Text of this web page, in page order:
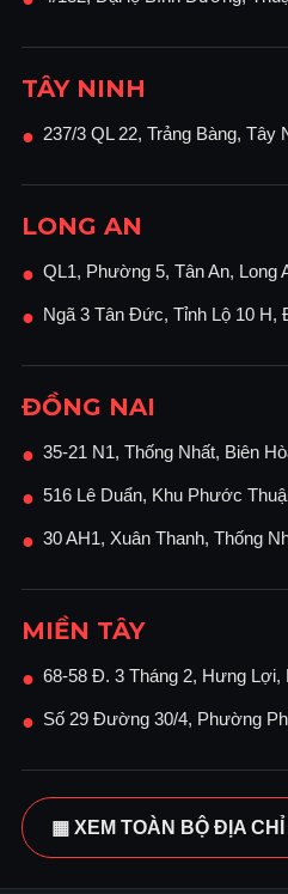
TÂY NINH
● 237/3 QL 22, Trảng Bàng, Tây
LONG AN
● QL1, Phường 5, Tân An, Long
● Ngã 3 Tân Đức, Tỉnh Lộ 10 H,
ĐỒNG NAI
● 35-21 N1, Thống Nhất, Biên
● 516 Lê Duẩn, Khu Phước
● 30 AH1, Xuân Thanh, Thống
MIỀN TÂY
● 68-58 Đ. 3 Tháng 2, Hưng Lợi,
● Số 29 Đường 30/4, Phường
▦ XEM TOÀN BỘ ĐỊA CHỈ